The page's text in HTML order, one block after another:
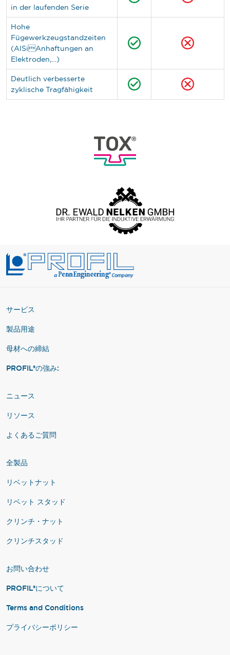
in der laufenden Serie
Hohe
Fügewerkzeugstandzeiten
(AlSiAnhaftungen an
Elektroden,…)
Deutlich verbesserte
zyklische Tragfähigkeit
サービス
製品用途
母材への締結
PROFIL®の強み:
ニュース
リソース
よくあるご質問
全製品
リベットナット
リベット スタッド
クリンチ・ナット
クリンチスタッド
お問い合わせ
PROFIL®について
Terms and Conditions
プライバシーポリシー